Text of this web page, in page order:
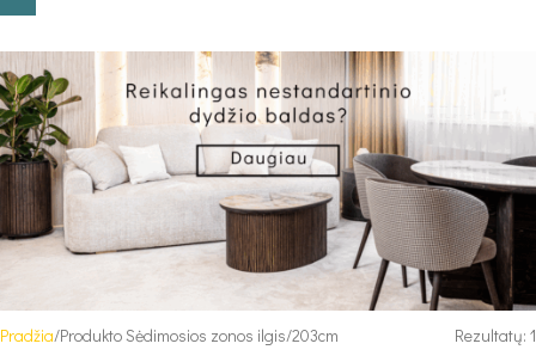
Pradžia Produkto Sėdimosios zonos ilgis 203cm Rezultatų: 1